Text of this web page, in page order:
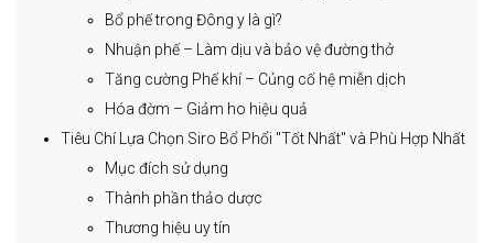
Bổ phế trong Đông y là gì?
Nhuận phế – Làm dịu và bảo vệ đường thở
Tăng cường Phế khí – Củng cố hệ miễn dịch
Hóa đờm – Giảm ho hiệu quả
Tiêu Chí Lựa Chọn Siro Bổ Phổi "Tốt Nhất" và Phù Hợp Nhất
Mục đích sử dụng
Thành phần thảo dược
Thương hiệu uy tín